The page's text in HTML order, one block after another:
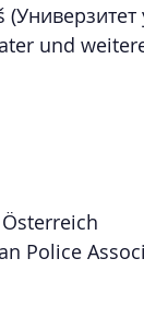
und
Police